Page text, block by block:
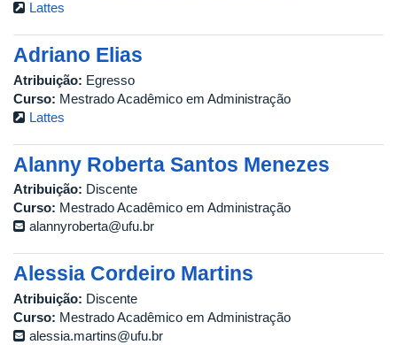
Lattes
Adriano Elias
Atribuição: Egresso
Curso: Mestrado Acadêmico em Administração
Lattes
Alanny Roberta Santos Menezes
Atribuição: Discente
Curso: Mestrado Acadêmico em Administração
alannyroberta@ufu.br
Alessia Cordeiro Martins
Atribuição: Discente
Curso: Mestrado Acadêmico em Administração
alessia.martins@ufu.br